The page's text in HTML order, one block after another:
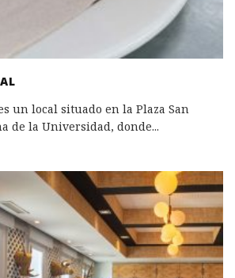
un local situado en la Plaza San
de la Universidad, donde...